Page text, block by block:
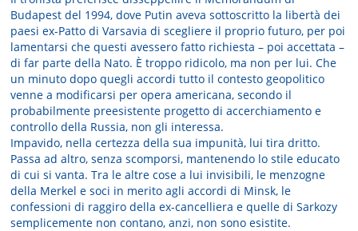
Budapest del 1994, dove Putin aveva sottoscritto la libertà dei
paesi ex-Patto di Varsavia di scegliere il proprio futuro, per poi
lamentarsi che questi avessero fatto richiesta – poi accettata –
di far parte della Nato. È troppo ridicolo, ma non per lui. Che
un minuto dopo quegli accordi tutto il contesto geopolitico
venne a modificarsi per opera americana, secondo il
probabilmente preesistente progetto di accerchiamento e
controllo della Russia, non gli interessa.
Impavido, nella certezza della sua impunità, lui tira dritto.
Passa ad altro, senza scomporsi, mantenendo lo stile educato
di cui si vanta. Tra le altre cose a lui invisibili, le menzogne
della Merkel e soci in merito agli accordi di Minsk, le
confessioni di raggiro della ex-cancelliera e quelle di Sarkozy
semplicemente non contano, anzi, non sono esistite.